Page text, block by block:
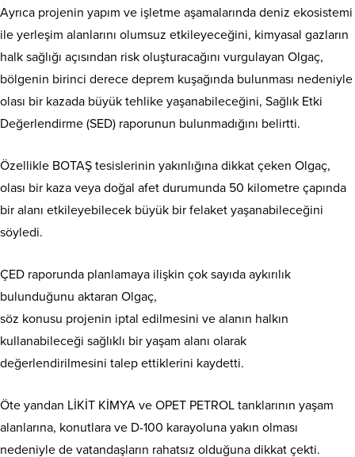
Ayrıca projenin yapım ve işletme aşamalarında deniz ekosistemi
ile yerleşim alanlarını olumsuz etkileyeceğini, kimyasal gazların
halk sağlığı açısından risk oluşturacağını vurgulayan Olgaç,
bölgenin birinci derece deprem kuşağında bulunması nedeniyle
olası bir kazada büyük tehlike yaşanabileceğini, Sağlık Etki
Değerlendirme (SED) raporunun bulunmadığını belirtti.
Özellikle BOTAŞ tesislerinin yakınlığına dikkat çeken Olgaç,
olası bir kaza veya doğal afet durumunda 50 kilometre çapında
bir alanı etkileyebilecek büyük bir felaket yaşanabileceğini
söyledi.
ÇED raporunda planlamaya ilişkin çok sayıda aykırılık
bulunduğunu aktaran Olgaç,
söz konusu projenin iptal edilmesini ve alanın halkın
kullanabileceği sağlıklı bir yaşam alanı olarak
değerlendirilmesini talep ettiklerini kaydetti.
Öte yandan LİKİT KİMYA ve OPET PETROL tanklarının yaşam
alanlarına, konutlara ve D-100 karayoluna yakın olması
nedeniyle de vatandaşların rahatsız olduğuna dikkat çekti.